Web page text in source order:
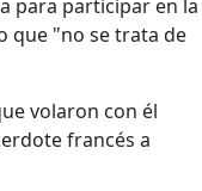
para participar en la
que "no se trata de
volaron con él
francés a